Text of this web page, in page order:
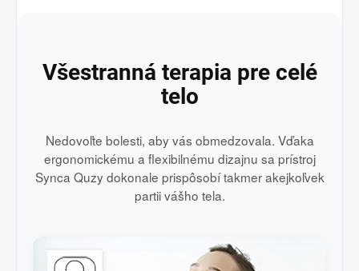
Všestranná terapia pre celé
telo
Nedovoľte bolesti, aby vás obmedzovala. Vďaka
ergonomickému a flexibilnému dizajnu sa prístroj
Synca Quzy dokonale prispôsobí takmer akejkoľvek
partii vášho tela.